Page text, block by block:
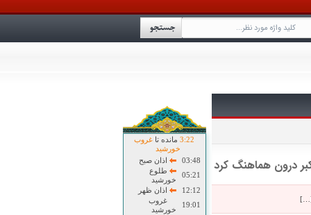
3:22 مانده تاغروب
خورشید
03:48
اذان صبح
05:21
طلوع
خورشید
12:12
اذان ظهر
19:01
غروب
خورشید
درون هماهنگ کرد
[…]